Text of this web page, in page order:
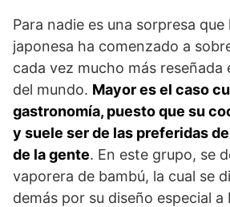
Para nadie es una sorpresa
japonesa ha comenzado a
cada vez mucho más reseñada
del mundo. Mayor es el caso
gastronomía, puesto que su
y suele ser de las preferidas
de la gente. En este grupo, se
vaporera de bambú, la cual se
demás por su diseño especial a